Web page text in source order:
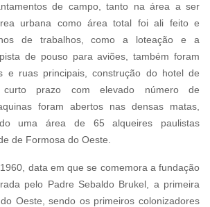
de campo, tanto na área a ser
urbana como área total foi ali feito e
de trabalhos, como a loteação e a
de pouso para aviões, também foram
e ruas principais, construção do hotel de
prazo com elevado número de
foram abertos nas densas matas,
uma área de 65 alqueires paulistas
de Formosa do Oeste.
data em que se comemora a fundação
pelo Padre Sebaldo Brukel, a primeira
Oeste, sendo os primeiros colonizadores